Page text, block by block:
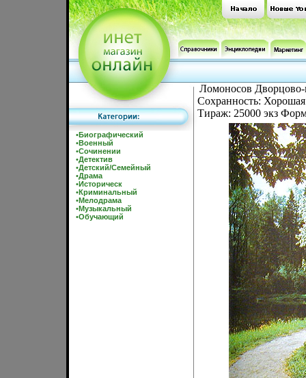
•Биографический
•Военный
•Сочинении
•Детектив
•Детский/Семейный
•Драма
•Историческ
•Криминальный
•Мелодрама
•Музыкальный
•Обучающий
Ломоносов Дворцово-
Сохранность:
Тираж: 25000 экз